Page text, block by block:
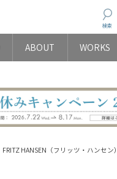
検索
ABOUT WORKS
FRITZ HANSEN（フリッツ・ハンセン）